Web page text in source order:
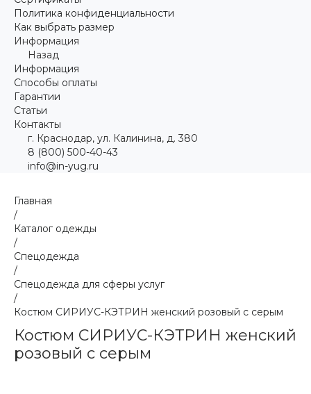
Политика конфиденциальности
Как выбрать размер
Информация
Назад
Информация
Способы оплаты
Гарантии
Статьи
Контакты
г. Краснодар, ул. Калинина, д. 380
8 (800) 500-40-43
info@in-yug.ru
Главная
/
Каталог одежды
/
Спецодежда
/
Спецодежда для сферы услуг
/
Костюм СИРИУС-КЭТРИН женский розовый с серым
Костюм СИРИУС-КЭТРИН женский
розовый с серым